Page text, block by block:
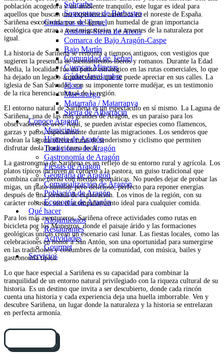
Sobrarbe
Somontano de Barbastro
Comarcas de Teruel
Andorra-Sierra de Arcos
Comarca de Bajo Aragón-Caspe
Bajo Martín
Comunidad de Teruel
Cuencas Mineras
Gúdar-Javalambre
Jiloca
Maestrazgo
Matarraña / Matarranya
Sierra de Albarracín
Conoce Aragón
Municipios
Historia de Aragón
Tradiciones de Aragón
Gastronomía de Aragón
Fiestas de Aragón
Geografía de Aragón
Comarcalización de Aragón
Población de Aragón
Economía de Aragón
Qué hacer
Alojamientos
Restaurantes
Actividades
Gourmet
Servicios
población acogedora y un ambiente tranquilo, este lugar es ideal para
aquellos que buscan una experiencia auténtica en el noreste de España.
Sariñena es conocida por su laguna, un humedal de gran importancia
ecológica que atrae a aves migratorias y a amantes de la naturaleza por
igual.
La historia de Sariñena se remonta a tiempos antiguos, con vestigios que
sugieren la presencia de asentamientos íberos y romanos. Durante la Edad
Media, la localidad fue un punto estratégico en las rutas comerciales, lo que
ha dejado un legado arquitectónico que se puede apreciar en sus calles. La
iglesia de San Salvador, con su imponente torre mudéjar, es un testimonio
de la rica herencia cultural de la región.
El entorno natural de Sariñena es un espectáculo en sí mismo. La Laguna de
Sariñena, una de las más grandes de Aragón, es un paraíso para los
observadores de aves. Aquí, se pueden avistar especies como flamencos,
garzas y patos, especialmente durante las migraciones. Los senderos que
rodean la laguna ofrecen rutas de senderismo y ciclismo que permiten
disfrutar de la flora y fauna local.
La gastronomía de Sariñena es un reflejo de su entorno rural y agrícola. Los
platos típicos incluyen el cordero a la pastora, un guiso tradicional que
combina carne tierna con hierbas aromáticas. No puedes dejar de probar las
migas, un plato humilde pero delicioso, perfecto para reponer energías
después de una jornada de exploración. Los vinos de la región, con su
carácter robusto, son el acompañamiento ideal para cualquier comida.
Para los más aventureros, Sariñena ofrece actividades como rutas en
bicicleta por los Monegros, donde el paisaje árido y las formaciones
geológicas únicas crean un escenario casi lunar. Las fiestas locales, como las
celebraciones en honor a San Antón, son una oportunidad para sumergirse
en las tradiciones y costumbres de la comunidad, con música, bailes y
gastronomía típica.
Lo que hace especial a Sariñena es su capacidad para combinar la
tranquilidad de un entorno natural privilegiado con la riqueza cultural de su
historia. Es un destino que invita a ser descubierto, donde cada rincón
cuenta una historia y cada experiencia deja una huella imborrable. Ven y
descubre Sariñena, un lugar donde la naturaleza y la historia se entrelazan
en perfecta armonía.